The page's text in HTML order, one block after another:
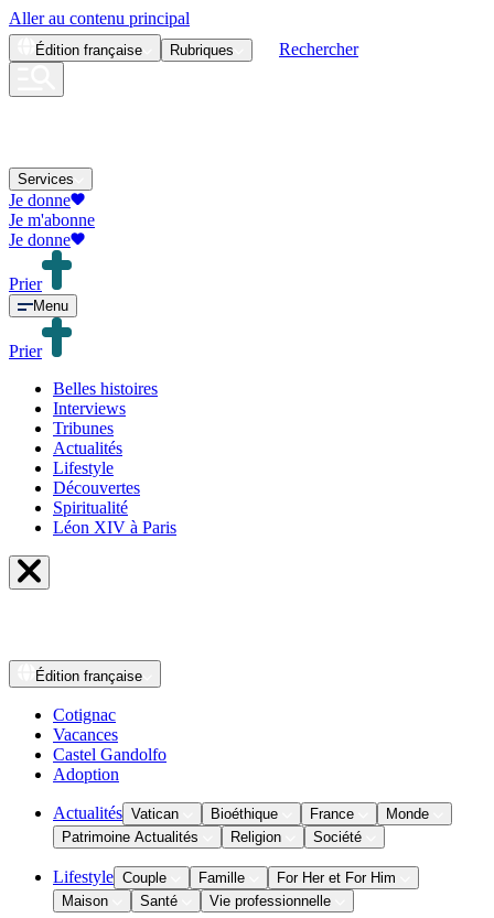
Aller au contenu principal
Édition française Rubriques Rechercher
Services
Je donne
Je m'abonne
Je donne
Prier
Menu
Prier
Belles histoires
Interviews
Tribunes
Actualités
Lifestyle
Découvertes
Spiritualité
Léon XIV à Paris
Édition française
Cotignac
Vacances
Castel Gandolfo
Adoption
Actualités Vatican Bioéthique France
Monde
Patrimoine Actualités
Religion Société
Lifestyle Couple Famille
For Her et For Him
Maison
Santé Vie professionnelle